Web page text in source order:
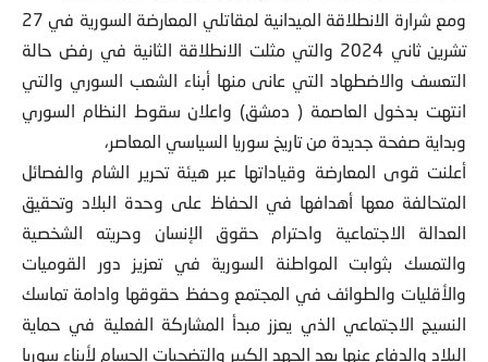
ومع شرارة الانطلاقة الميدانية لمقاتلي المعارضة السورية في 27
تشرين ثاني 2024 والتي مثلت الانطلاقة الثانية في رفض حالة
التعسف والاضطهاد التي عانى منها أبناء الشعب السوري والتي
انتهت بدخول العاصمة ( دمشق) واعلان سقوط النظام السوري
وبداية صفحة جديدة من تاريخ سوريا السياسي المعاصر،
أعلنت قوى المعارضة وقياداتها عبر هيئة تحرير الشام والفصائل
المتحالفة معها أهدافها في الحفاظ على وحدة البلاد وتحقيق
العدالة الاجتماعية واحترام حقوق الإنسان وحريته الشخصية
والتمسك بثوابت المواطنة السورية في تعزيز دور القوميات
والأقليات والطوائف في المجتمع وحفظ حقوقها وادامة تماسك
النسيج الاجتماعي الذي يعزز مبدأ المشاركة الفعلية في حماية
البلاد والدفاع عنها بعد الجهد الكبير والتضحيات الجسام لأبناء سوريا